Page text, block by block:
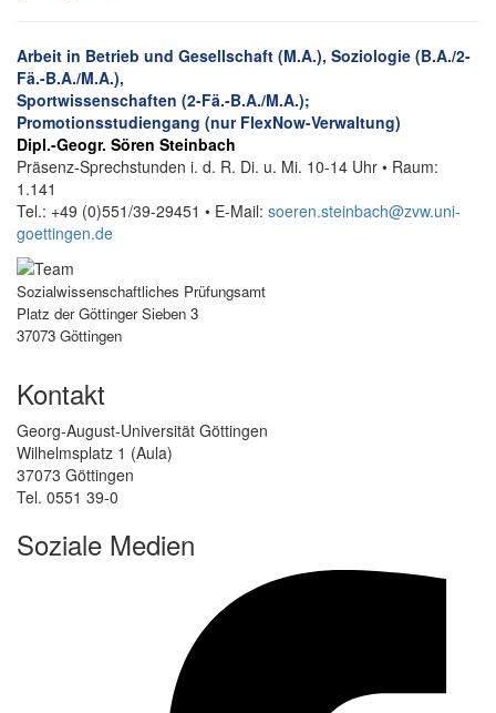
Arbeit in Betrieb und Gesellschaft (M.A.), Soziologie (B.A./2-
Fä.-B.A./M.A.),
Sportwissenschaften (2-Fä.-B.A./M.A.);
Promotionsstudiengang (nur FlexNow-Verwaltung)
Dipl.-Geogr. Sören Steinbach
Präsenz-Sprechstunden i. d. R. Di. u. Mi. 10-14 Uhr • Raum:
1.141
Tel.: +49 (0)551/39-29451 • E-Mail: soeren.steinbach@zvw.uni-
goettingen.de
Sozialwissenschaftliches Prüfungsamt
Platz der Göttinger Sieben 3
37073 Göttingen
Kontakt
Georg-August-Universität Göttingen
Wilhelmsplatz 1 (Aula)
37073 Göttingen
Tel. 0551 39-0
Soziale Medien